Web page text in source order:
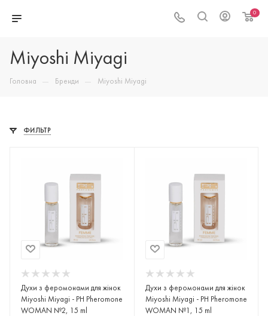
0
Miyoshi Miyagi
Головна — Бренди — Miyoshi Miyagi
ФИЛЬТР
Духи з феромонами для жінок
Miyoshi Miyagi - PH Pheromone
WOMAN №2, 15 ml
Духи з феромонами для жінок
Miyoshi Miyagi - PH Pheromone
WOMAN №1, 15 ml